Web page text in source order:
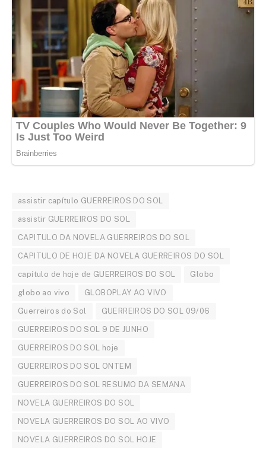
assistir capítulo GUERREIROS DO SOL
assistir GUERREIROS DO SOL
CAPITULO DA NOVELA GUERREIROS DO SOL
CAPITULO DE HOJE DA NOVELA GUERREIROS DO SOL
capítulo de hoje de GUERREIROS DO SOL Globo
globo ao vivo GLOBOPLAY AO VIVO
Guerreiros do Sol GUERREIROS DO SOL 09/06
GUERREIROS DO SOL 9 DE JUNHO
GUERREIROS DO SOL hoje
GUERREIROS DO SOL ONTEM
GUERREIROS DO SOL RESUMO DA SEMANA
NOVELA GUERREIROS DO SOL
NOVELA GUERREIROS DO SOL AO VIVO
NOVELA GUERREIROS DO SOL HOJE